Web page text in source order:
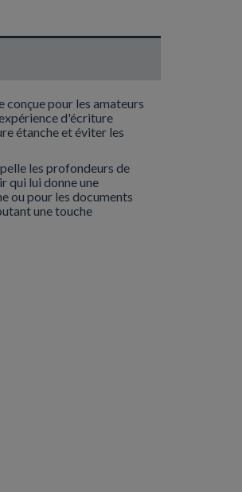
conçue pour les amateurs
d'écriture
étanche et éviter les
les profondeurs de
qui lui donne une
ou pour les documents
une touche